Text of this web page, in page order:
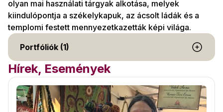
olyan mai használati tárgyak alkotása, melyek
kiindulópontja a székelykapuk, az ácsolt ládák és a
templomi festett mennyezetkazetták képi világa.
Portfóliók (1)
Hírek, Események